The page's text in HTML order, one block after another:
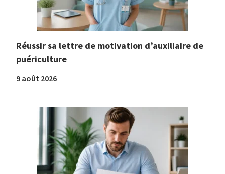
Réussir sa lettre de motivation d’auxiliaire de
puériculture
9 août 2026